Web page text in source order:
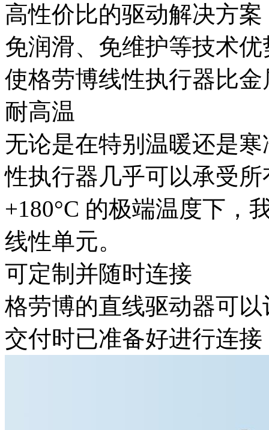
高性价比的驱动解决方案
免润滑、免维护等技术
使格劳博线性执行器比
耐高温
无论是在特别温暖还是
性执行器几乎可以承受
+180°C 的极端温度下，
线性单元。
可定制并随时连接
格劳博的直线驱动器可
交付时已准备好进行连